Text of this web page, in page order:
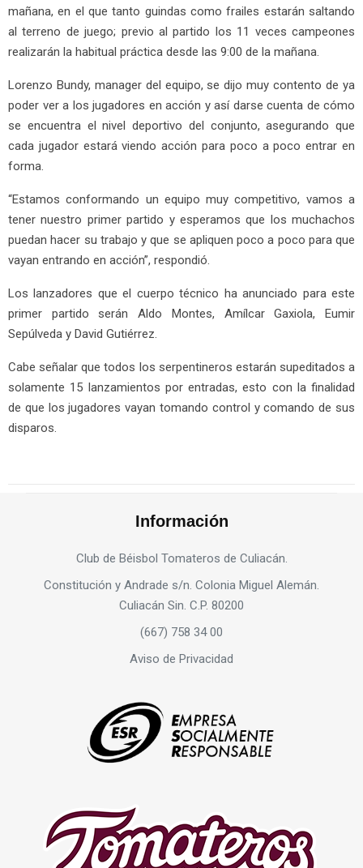
mañana, en el que tanto guindas como frailes estarán saltando
al terreno de juego; previo al partido los 11 veces campeones
realizarán la habitual práctica desde las 9:00 de la mañana.
Lorenzo Bundy, manager del equipo, se dijo muy contento de ya
poder ver a los jugadores en acción y así darse cuenta de cómo
se encuentra el nivel deportivo del conjunto, asegurando que
cada jugador estará viendo acción para poco a poco entrar en
forma.
“Estamos conformando un equipo muy competitivo, vamos a
tener nuestro primer partido y esperamos que los muchachos
puedan hacer su trabajo y que se apliquen poco a poco para que
vayan entrando en acción”, respondió.
Los lanzadores que el cuerpo técnico ha anunciado para este
primer partido serán Aldo Montes, Amílcar Gaxiola, Eumir
Sepúlveda y David Gutiérrez.
Cabe señalar que todos los serpentineros estarán supeditados a
solamente 15 lanzamientos por entradas, esto con la finalidad
de que los jugadores vayan tomando control y comando de sus
disparos.
Información
Club de Béisbol Tomateros de Culiacán.
Constitución y Andrade s/n. Colonia Miguel Alemán.
Culiacán Sin. C.P. 80200
(667) 758 34 00
Aviso de Privacidad